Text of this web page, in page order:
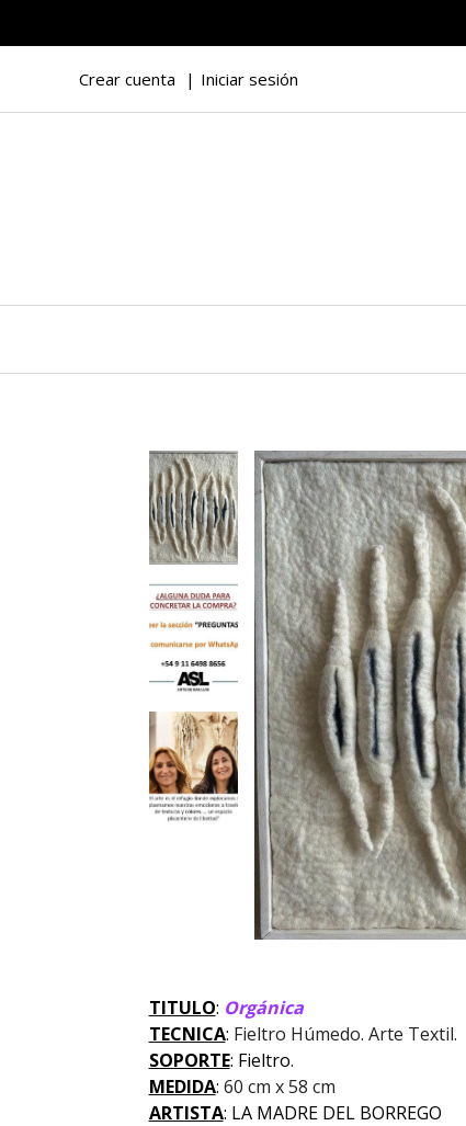
Crear cuenta Iniciar sesión
TITULO: Orgánica
TECNICA: Fieltro Húmedo. Arte Textil.
SOPORTE: Fieltro.
MEDIDA: 60 cm x 58 cm
ARTISTA: LA MADRE DEL BORREGO